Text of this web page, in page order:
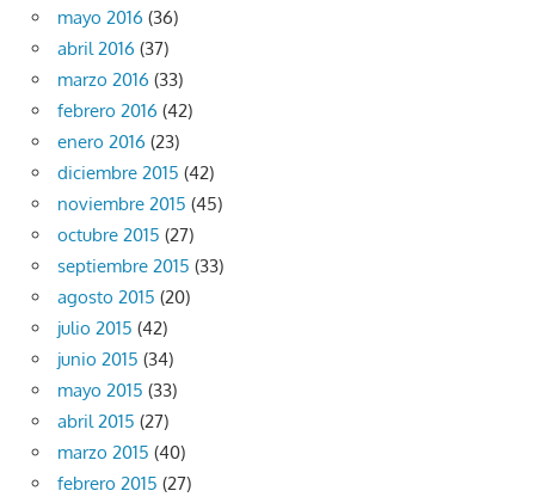
mayo 2016 (36)
abril 2016 (37)
marzo 2016 (33)
febrero 2016 (42)
enero 2016 (23)
diciembre 2015 (42)
noviembre 2015 (45)
octubre 2015 (27)
septiembre 2015 (33)
agosto 2015 (20)
julio 2015 (42)
junio 2015 (34)
mayo 2015 (33)
abril 2015 (27)
marzo 2015 (40)
febrero 2015 (27)